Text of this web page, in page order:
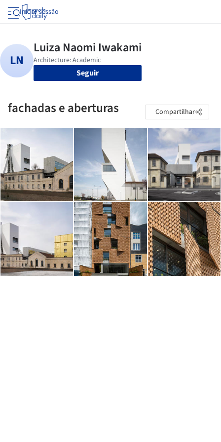
Iniciar sessão
Seguir
fachadas e aberturas Compartilhar